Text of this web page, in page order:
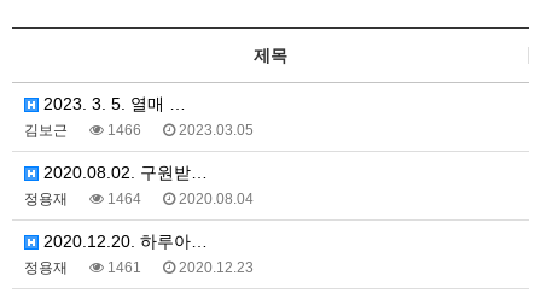
제목
2023. 3. 5. 열매 …
김보근 1466 2023.03.05
2020.08.02. 구원받…
정용재 1464 2020.08.04
2020.12.20. 하루아…
정용재 1461 2020.12.23